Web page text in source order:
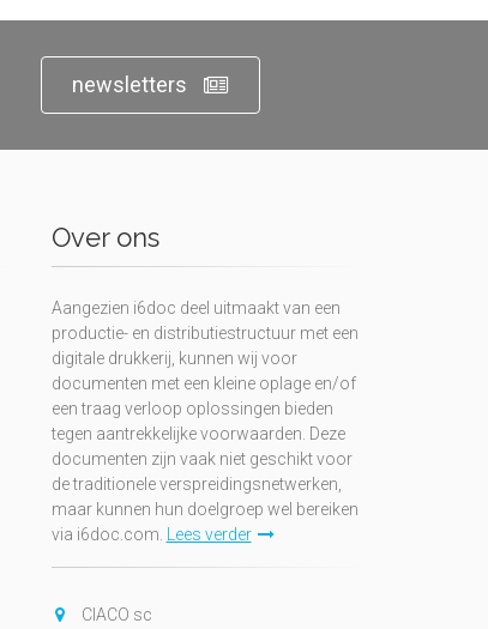
newsletters
Over ons
Aangezien i6doc deel uitmaakt van een
productie- en distributiestructuur met een
digitale drukkerij, kunnen wij voor
documenten met een kleine oplage en/of
een traag verloop oplossingen bieden
tegen aantrekkelijke voorwaarden. Deze
documenten zijn vaak niet geschikt voor
de traditionele verspreidingsnetwerken,
maar kunnen hun doelgroep wel bereiken
via i6doc.com.
Lees verder
CIACO sc